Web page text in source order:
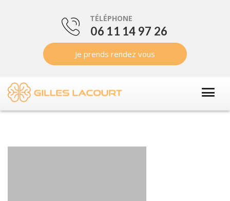
TÉLÉPHONE
06 11 14 97 26
Je prends rendez vous